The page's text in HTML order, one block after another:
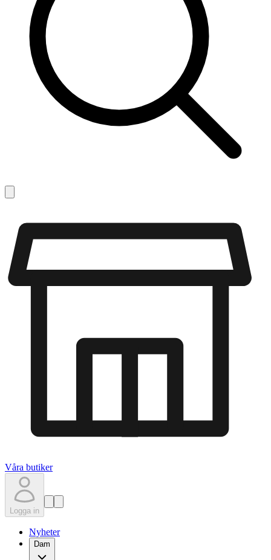
Våra butiker
Logga in
Nyheter
Dam